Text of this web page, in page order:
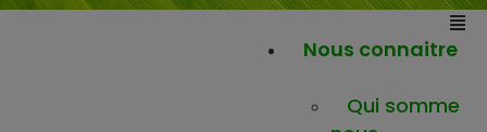
Nous connaitre
Qui somme